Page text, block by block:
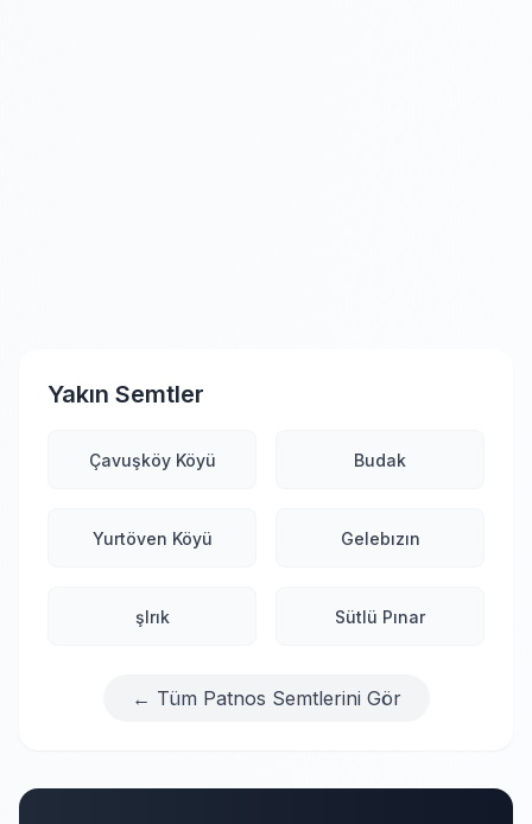
Yakın Semtler
Çavuşköy Köyü Budak
Yurtöven Köyü Gelebızın
şIrık Sütlü Pınar
← Tüm Patnos Semtlerini Gör